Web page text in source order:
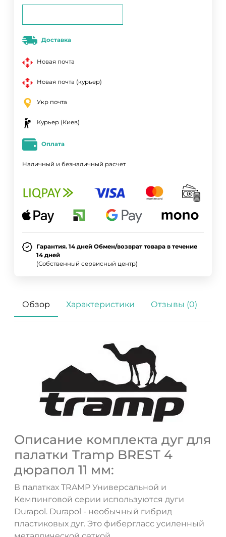
Доставка
Новая почта
Новая почта (курьер)
Укр почта
Курьер (Киев)
Оплата
Наличный и безналичный расчет
Гарантия. 14 дней Обмен/возврат товара в течение
14 дней
(Собственный сервисный центр)
Обзор Характеристики Отзывы (0)
Описание комплекта дуг для
палатки Tramp BREST 4
дюрапол 11 мм:
В палатках TRAMP Универсальной и
Кемпинговой серии используются дуги
Durapol. Durapol - необычный гибрид
пластиковых дуг. Это фибергласс усиленный